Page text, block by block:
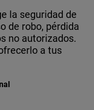
la seguridad de
de robo, pérdida
no autorizados.
a tus
Reddit